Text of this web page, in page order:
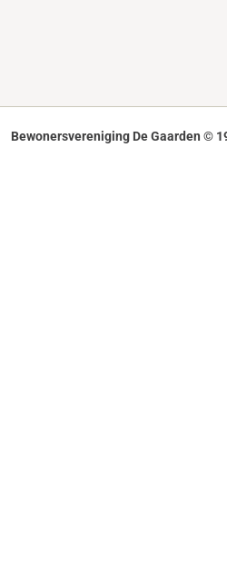
Bewonersvereniging De Gaarden ©